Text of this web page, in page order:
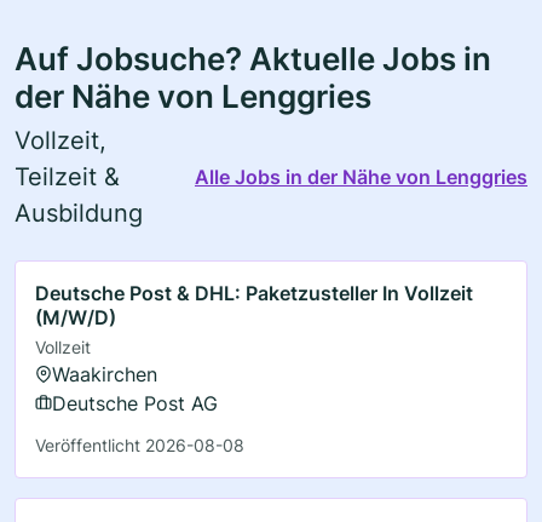
Auf Jobsuche? Aktuelle Jobs in
der Nähe von Lenggries
Vollzeit,
Teilzeit &
Ausbildung
Alle Jobs in der Nähe von Lenggries
Deutsche Post & DHL: Paketzusteller In Vollzeit
(M/W/D)
Vollzeit
Waakirchen
Deutsche Post AG
Veröffentlicht 2026-08-08